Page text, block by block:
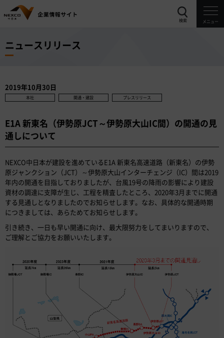
検索 メニュー
ニュースリリース
2019年10月30日
本社 開通・建設 プレスリリース
E1A 新東名（伊勢原JCT～伊勢原大山IC間）の開通の見
通しについて
NEXCO中日本が建設を進めているE1A 新東名高速道路（新東名）の伊勢
原ジャンクション（JCT）～伊勢原大山インターチェンジ（IC）間は2019
年内の開通を目指しておりましたが、台風19号の降雨の影響により建設
資材の調達に支障が生じ、工程を精査したところ、2020年3月までに開通
する見通しとなりましたのでお知らせします。なお、具体的な開通時期
につきましては、あらためてお知らせします。
引き続き、一日も早い開通に向け、最大限努力をしてまいりますので、
ご理解とご協力をお願いいたします。